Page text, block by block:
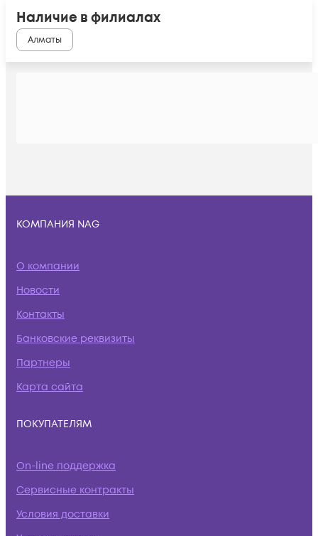
Наличие в филиалах
Алматы
КОМПАНИЯ NAG
О компании
Новости
Контакты
Банковские реквизиты
Партнеры
Карта сайта
ПОКУПАТЕЛЯМ
On-line поддержка
Сервисные контракты
Условия доставки